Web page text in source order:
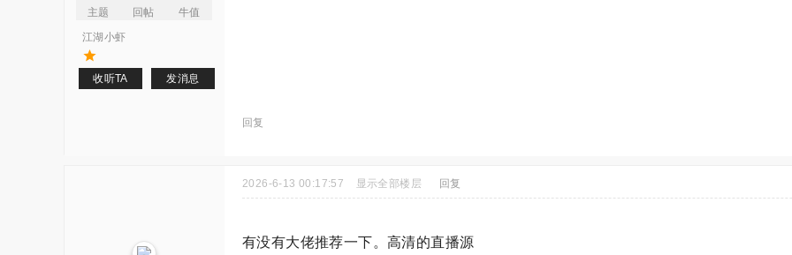
主题 回帖
牛值
江湖小虾
收听TA 发消息
回复
2026-6-13 00:17:57 显示全部楼层 回复
有没有大佬推荐一下。高清的直播源